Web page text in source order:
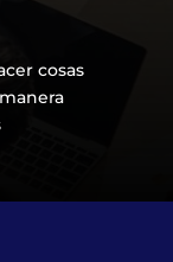
cosas